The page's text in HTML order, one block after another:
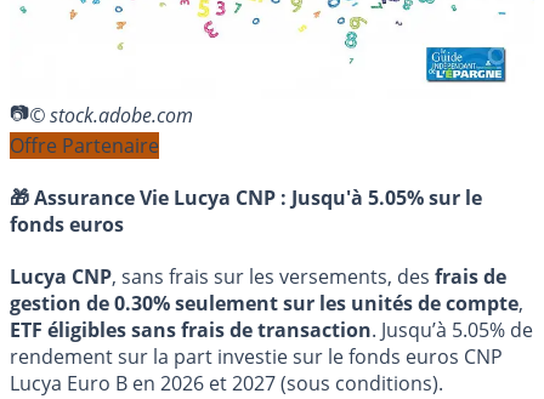
© stock.adobe.com
Offre Partenaire
🎁 Assurance Vie Lucya CNP : Jusqu'à 5.05% sur le
fonds euros
Lucya CNP, sans frais sur les versements, des frais de
gestion de 0.30% seulement sur les unités de compte,
ETF éligibles sans frais de transaction. Jusqu’à 5.05% de
rendement sur la part investie sur le fonds euros CNP
Lucya Euro B en 2026 et 2027 (sous conditions).